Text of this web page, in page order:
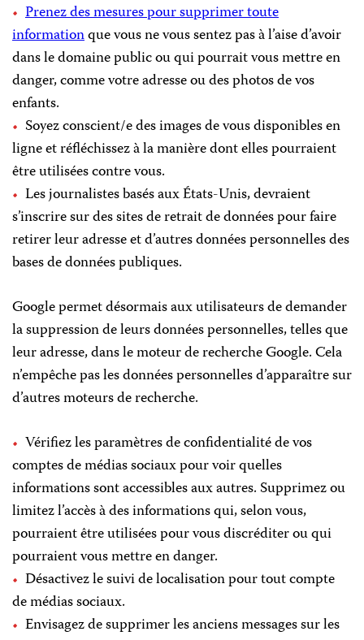
Prenez des mesures pour supprimer toute
informationque vous ne vous sentez pas à l’aise d’avoir
dans le domaine public ou qui pourrait vous mettre en
danger, comme votre adresse ou des photos de vos
enfants.
Soyez conscient/e des images de vous disponibles en
ligne et réfléchissez à la manière dont elles pourraient
être utilisées contre vous.
Les journalistes basés aux États-Unis, devraient
s’inscrire sur des sites de retrait de données pour faire
retirer leur adresse et d’autres données personnelles des
bases de données publiques.
Google permet désormais aux utilisateurs de demander
la suppression de leurs données personnelles, telles que
leur adresse, dans le moteur de recherche Google. Cela
n’empêche pas les données personnelles d’apparaître sur
d’autres moteurs de recherche.
Vérifiez les paramètres de confidentialité de vos
comptes de médias sociaux pour voir quelles
informations sont accessibles aux autres. Supprimez ou
limitez l’accès à des informations qui, selon vous,
pourraient être utilisées pour vous discréditer ou qui
pourraient vous mettre en danger.
Désactivez le suivi de localisation pour tout compte
de médias sociaux.
Envisagez de supprimer les anciens messages sur les